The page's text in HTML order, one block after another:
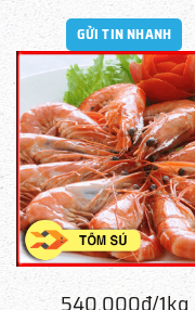
GỬI TIN NHANH